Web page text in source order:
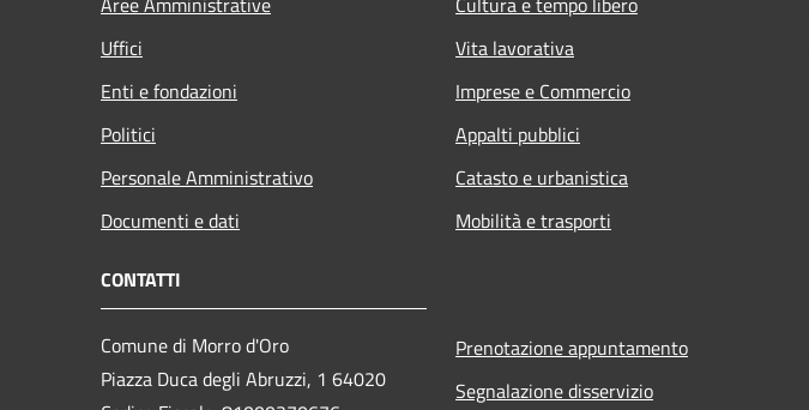
Uffici
Enti e fondazioni
Politici
Personale Amministrativo
Documenti e dati
Vita lavorativa
Imprese e Commercio
Appalti pubblici
Catasto e urbanistica
Mobilità e trasporti
CONTATTI
Comune di Morro d'Oro
Piazza Duca degli Abruzzi, 1 64020
Prenotazione appuntamento
Segnalazione disservizio